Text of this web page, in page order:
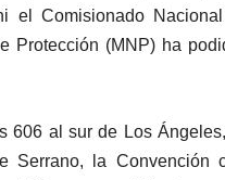
el Comisionado
Protección (MNP) ha
606 al sur de Los
Serrano, la Convención